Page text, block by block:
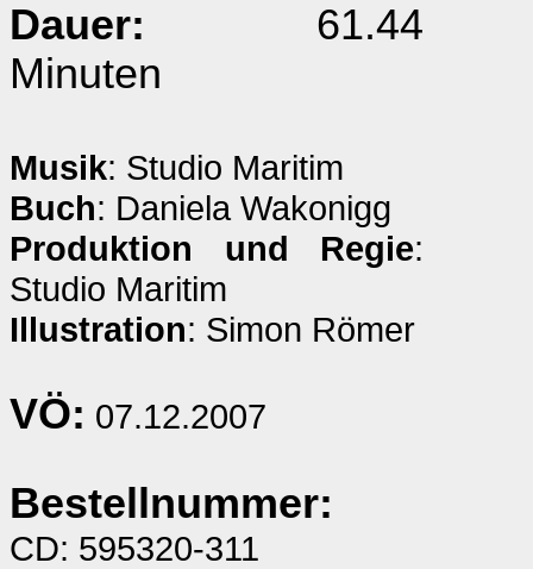
Dauer: 61.44
Minuten
Musik: Studio Maritim
Buch: Daniela Wakonigg
Produktion und Regie:
Studio Maritim
Illustration: Simon Römer
VÖ: 07.12.2007
Bestellnummer:
CD: 595320-311